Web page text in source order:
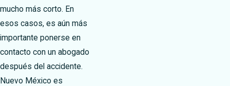
mucho más corto. En
esos casos, es aún más
importante ponerse en
contacto con un abogado
después del accidente.
Nuevo México es